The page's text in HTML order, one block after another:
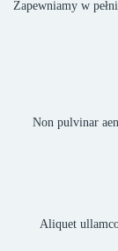
Zapewniamy w
Non pulvinar
Aliquet